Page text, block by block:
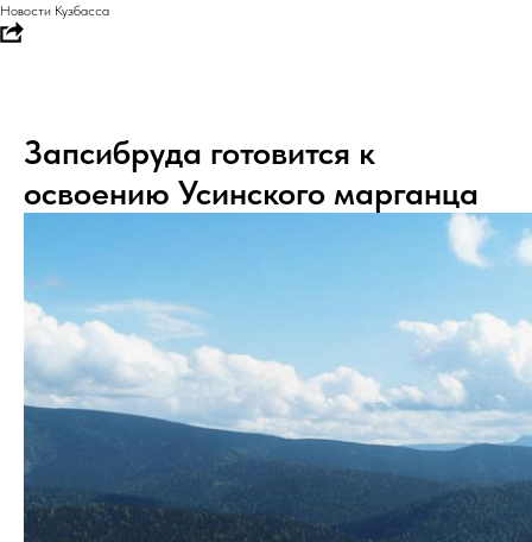
Новости Кузбасса
Запсибруда готовится к
освоению Усинского марганца